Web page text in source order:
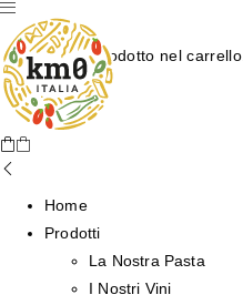
Nessun prodotto nel carrello.
Home
Prodotti
La Nostra Pasta
I Nostri Vini